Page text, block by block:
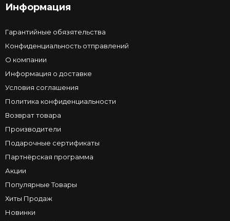
Информация
Гарантийные обязятельства
Конфиденциальность отправлений
О компании
Информация о доставке
Условия соглашения
Политика конфиденциальности
Возврат товара
Производители
Подарочные сертификаты
Партнёрская программа
Акции
Популярные Товары
Хиты Продаж
Новинки